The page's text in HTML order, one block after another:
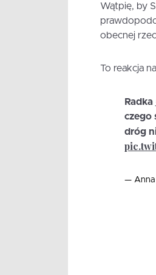
Wątpię, by
obecnej
To reakcja
Radka
czego
dróg
— Anna